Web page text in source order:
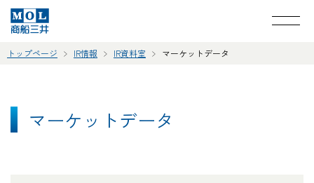
トップページ IR情報 IR資料室 マーケットデータ
マーケットデータ